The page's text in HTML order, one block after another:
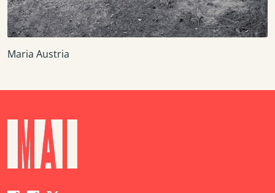
Maria Austria